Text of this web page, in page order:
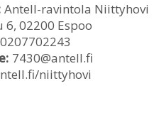
Antell-ravintola Niittyhovi
02200 Espoo
0207702243
7430@antell.fi
niittyhovi